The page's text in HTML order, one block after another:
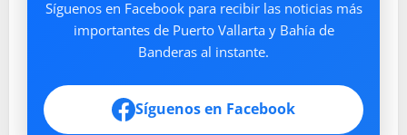
Síguenos en Facebook para recibir las noticias más
importantes de Puerto Vallarta y Bahía de
Banderas al instante.
Síguenos en Facebook